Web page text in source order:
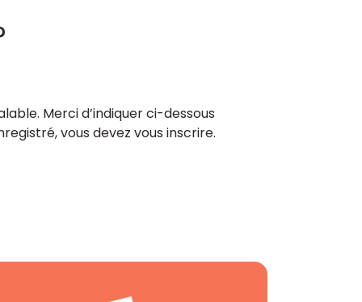
Merci d’indiquer ci-dessous
vous devez vous inscrire.